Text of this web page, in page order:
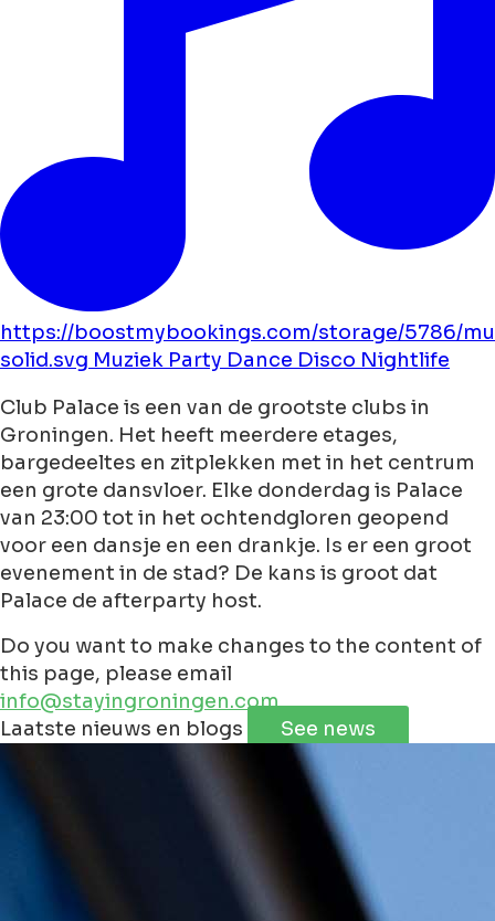
https://boostmybookings.com/storage/5786/
solid.svg Muziek Party Dance Disco Nightlife
Club Palace is een van de grootste clubs in
Groningen. Het heeft meerdere etages,
bargedeeltes en zitplekken met in het centrum
een grote dansvloer. Elke donderdag is Palace
van 23:00 tot in het ochtendgloren geopend
voor een dansje en een drankje. Is er een groot
evenement in de stad? De kans is groot dat
Palace de afterparty host.
Do you want to make changes to the content of
this page, please email
info@stayingroningen.com
+
Leaflet | ©JawgMaps©OpenStreetMapcontributorss
Laatste nieuws en blogs See news